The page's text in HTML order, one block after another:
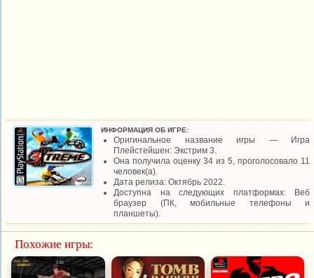
ИНФОРМАЦИЯ ОБ ИГРЕ:
Оригинальное название игры — Игра
Плейстейшен: Экстрим 3.
Она получила оценку 34 из 5, проголосовало 11
человек(а).
Дата релиза: Октябрь 2022.
Доступна на следующих платформах: Веб
браузер (ПК, мобильные телефоны и
планшеты).
Похожие игры: